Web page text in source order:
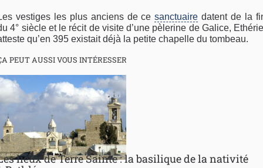
vestiges les plus anciens de cesanctuaire datent de la
4° siècle et le récit de visite d’une pèlerine de Galice,
qu’en 395 existait déjà la petite chapelle du tombeau.
PEUT AUSSI VOUS INTÉRESSER
lieux de Terre Sainte : la basilique de la nativité